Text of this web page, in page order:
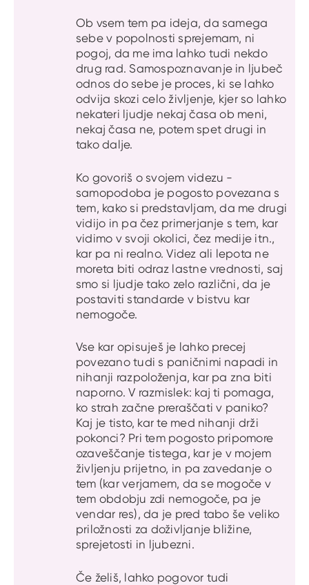
Ob vsem tem pa ideja, da samega
sebe v popolnosti sprejemam, ni
pogoj, da me ima lahko tudi nekdo
drug rad. Samospoznavanje in ljubeč
odnos do sebe je proces, ki se lahko
odvija skozi celo življenje, kjer so lahko
nekateri ljudje nekaj časa ob meni,
nekaj časa ne, potem spet drugi in
tako dalje.
Ko govoriš o svojem videzu -
samopodoba je pogosto povezana s
tem, kako si predstavljam, da me drugi
vidijo in pa čez primerjanje s tem, kar
vidimo v svoji okolici, čez medije itn.,
kar pa ni realno. Videz ali lepota ne
moreta biti odraz lastne vrednosti, saj
smo si ljudje tako zelo različni, da je
postaviti standarde v bistvu kar
nemogoče.
Vse kar opisuješ je lahko precej
povezano tudi s paničnimi napadi in
nihanji razpoloženja, kar pa zna biti
naporno. V razmislek: kaj ti pomaga,
ko strah začne preraščati v paniko?
Kaj je tisto, kar te med nihanji drži
pokonci? Pri tem pogosto pripomore
ozaveščanje tistega, kar je v mojem
življenju prijetno, in pa zavedanje o
tem (kar verjamem, da se mogoče v
tem obdobju zdi nemogoče, pa je
vendar res), da je pred tabo še veliko
priložnosti za doživljanje bližine,
sprejetosti in ljubezni.
Če želiš, lahko pogovor tudi